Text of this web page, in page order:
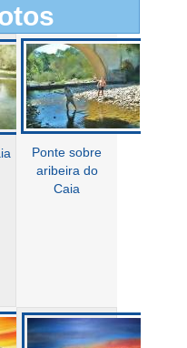
Ponte sobre
aribeira do
Caia